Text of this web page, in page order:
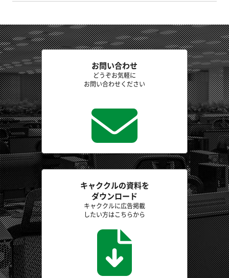
お問い合わせ
どうぞお気軽に
お問い合わせください
キャククルの資料を
ダウンロード
キャククルに広告掲載
したい方はこちらから